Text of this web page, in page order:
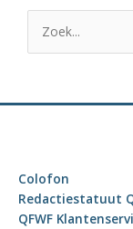
r
:
Colofon
Redactiestatuut
QFWF